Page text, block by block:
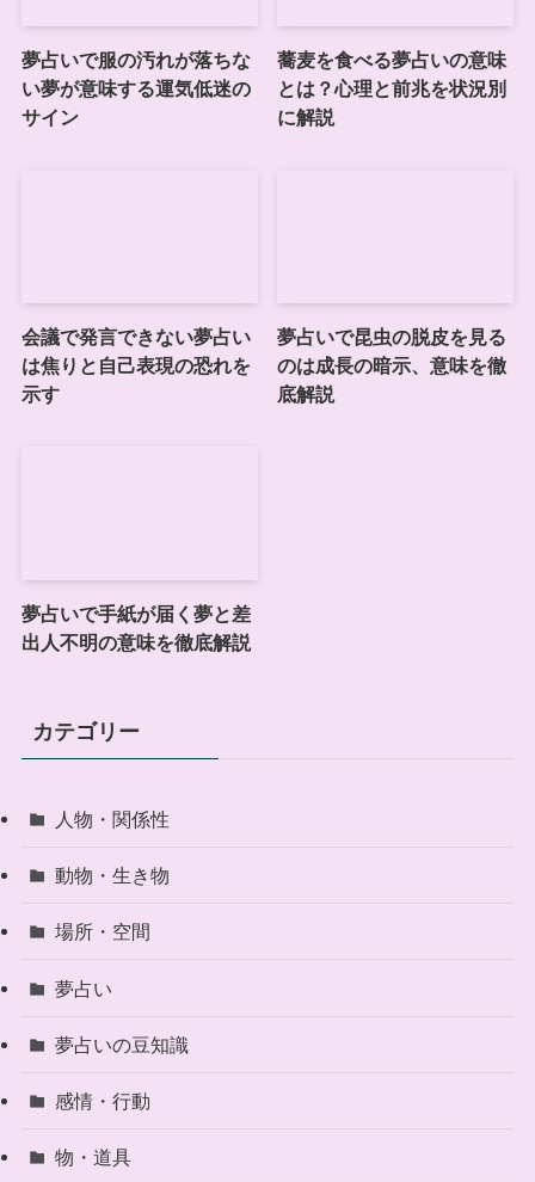
夢占いで服の汚れが落ちな
い夢が意味する運気低迷の
サイン
蕎麦を食べる夢占いの意味
とは？心理と前兆を状況別
に解説
会議で発言できない夢占い
は焦りと自己表現の恐れを
示す
夢占いで昆虫の脱皮を見る
のは成長の暗示、意味を徹
底解説
夢占いで手紙が届く夢と差
出人不明の意味を徹底解説
カテゴリー
人物・関係性
動物・生き物
場所・空間
夢占い
夢占いの豆知識
感情・行動
物・道具